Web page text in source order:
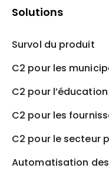
Solutions
Survol du produit
C2 pour les
C2 pour l’éducation
C2 pour les
C2 pour le secteur
Automatisation